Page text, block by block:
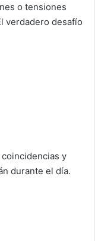
o tensiones
verdadero desafío
y
durante el día.